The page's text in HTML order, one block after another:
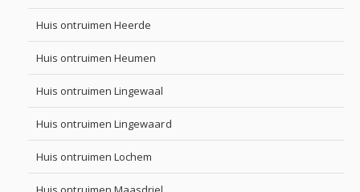
Huis ontruimen Heerde
Huis ontruimen Heumen
Huis ontruimen Lingewaal
Huis ontruimen Lingewaard
Huis ontruimen Lochem